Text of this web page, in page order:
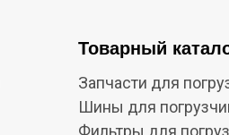
Товарный
Запчасти для
Шины для
Фильтры для